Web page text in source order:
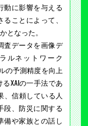
動に影響を与える
ことによって、
となった。
査データを画像デ
ルネットワーク
の予測精度を向上
XAIの一手法であ
、信頼している人
段、防災に関する
備や家族との話し